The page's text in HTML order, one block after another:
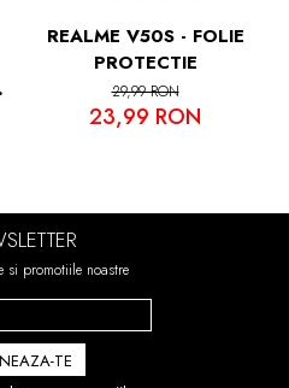
REALME V50S - FOLIE
PROTECTIE
29,99 RON
23,99 RON
si promotiile noastre